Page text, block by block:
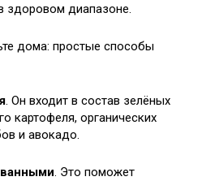
здоровом диапазоне.
. Он входит в состав зелёных
картофеля, органических
и авокадо.
. Это поможет